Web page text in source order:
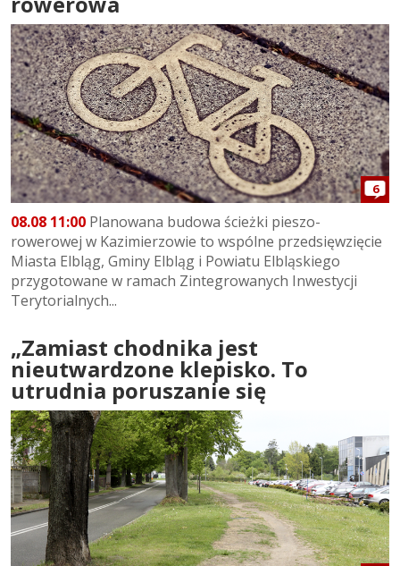
6
08.08 11:00 Planowana budowa ścieżki pieszo-
rowerowej w Kazimierzowie to wspólne przedsięwzięcie
Miasta Elbląg, Gminy Elbląg i Powiatu Elbląskiego
przygotowane w ramach Zintegrowanych Inwestycji
Terytorialnych...
„Zamiast chodnika jest
nieutwardzone klepisko. To
utrudnia poruszanie się